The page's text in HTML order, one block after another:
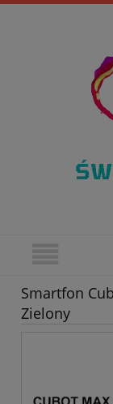
Smartfon
Zielony